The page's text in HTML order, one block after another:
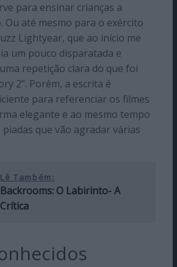
para ensinar crianças a
Ou até mesmo para o exército
Lightyear, que ao início me
um pouco disparatada e
repetição clara do que foi
2”. Porém, a escrita é
para referenciar os filmes
elegante e ao mesmo tempo
que vão agradar várias
Lê Também:
Backrooms: O Labirinto- A
Crítica